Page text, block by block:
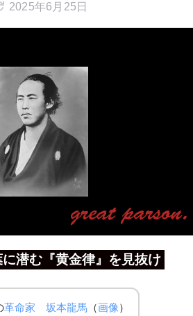
2025年6月25日
潜む『黄金律』を見抜け
革命家 坂本龍馬 （画像）